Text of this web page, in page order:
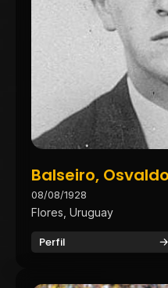
Balseiro, Osvaldo
08/08/1928
Flores, Uruguay
Perfil